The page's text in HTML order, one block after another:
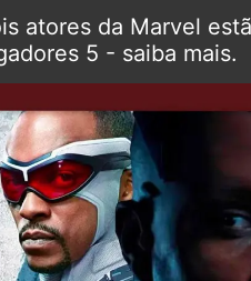
atores da Marvel
5 - saiba mais.